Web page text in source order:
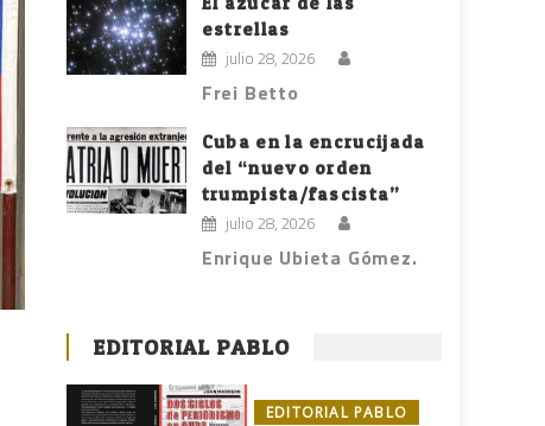
estrellas
julio 28, 2026
Frei Betto
Cuba en la encrucijada
del “nuevo orden
trumpista/fascista”
julio 28, 2026
Enrique Ubieta Gómez.
EDITORIAL PABLO
EDITORIAL PABLO